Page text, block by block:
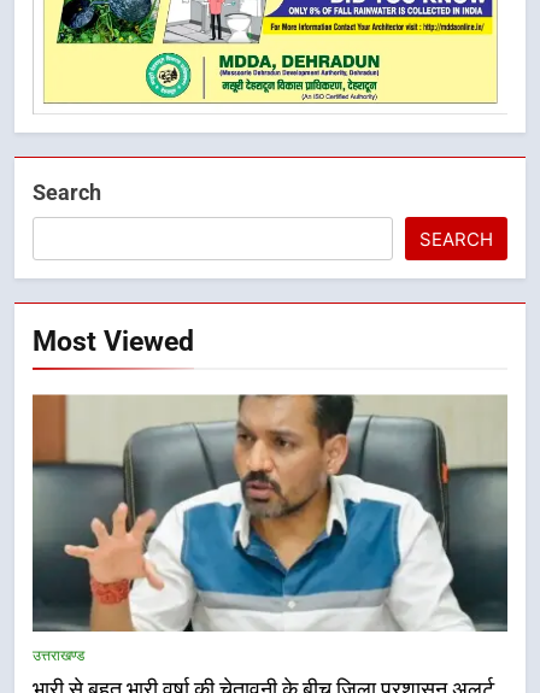
Search
SEARCH
Most Viewed
उत्तराखण्ड
5
भारी बारिश का अलर्ट! 6 अगस्त को
देहरादून में स्कूल बंद